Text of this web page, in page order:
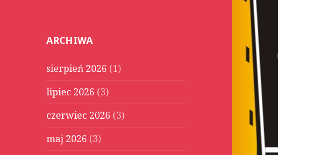
j
ARCHIWA
sierpień 2026 (1)
lipiec 2026 (3)
czerwiec 2026 (3)
maj 2026 (3)